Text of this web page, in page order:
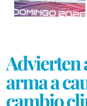
Advierten
arma a
cambio